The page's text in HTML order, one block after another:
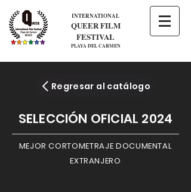
INTERNATIONAL
QUEER FILM
FESTIVAL
PLAYA DEL CARMEN
Regresar al catálogo
SELECCIÓN OFICIAL 2024
MEJOR CORTOMETRAJE DOCUMENTAL
EXTRANJERO